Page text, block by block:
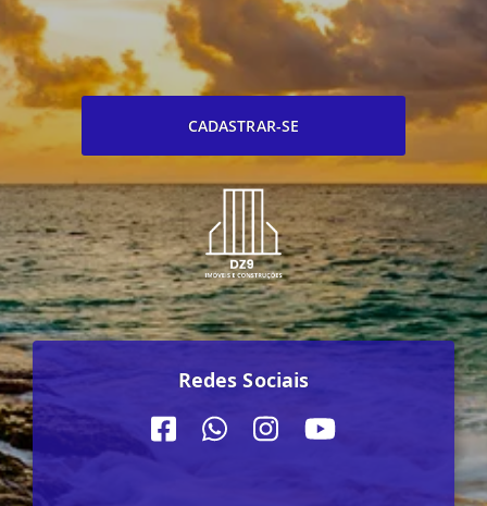
CADASTRAR-SE
Redes Sociais